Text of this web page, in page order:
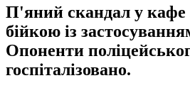
П'яний скандал у кафе
бійкою із
Опоненти
госпіталізовано.